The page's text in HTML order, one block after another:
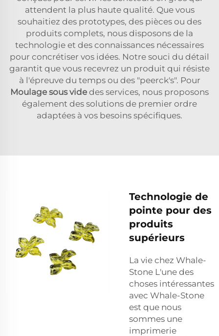
attendent la plus haute qualité. Que vous
souhaitiez des prototypes, des pièces ou des
produits complets, nous disposons de la
technologie et des connaissances nécessaires
pour concrétiser vos idées. Notre souci du détail
garantit que vous recevrez un produit qui résiste
à l'épreuve du temps ou des "peerck's". Pour
Moulage sous vide des services, nous proposons
également des solutions de premier ordre
adaptées à vos besoins spécifiques.
Technologie de
pointe pour des
produits
supérieurs
La vie chez Whale-
Stone L'une des
choses intéressantes
avec Whale-Stone
est que nous
sommes une
imprimerie